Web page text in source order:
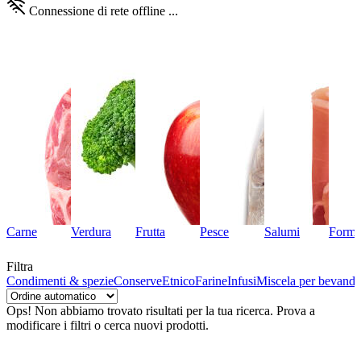
Connessione di rete offline ...
Carne Verdura Frutta Pesce Salumi
Filtra
Condimenti & spezieConserveEtnicoFarineInfusiMiscela per bevande
Ops! Non abbiamo trovato risultati per la tua ricerca. Prova a
modificare i filtri o cerca nuovi prodotti.